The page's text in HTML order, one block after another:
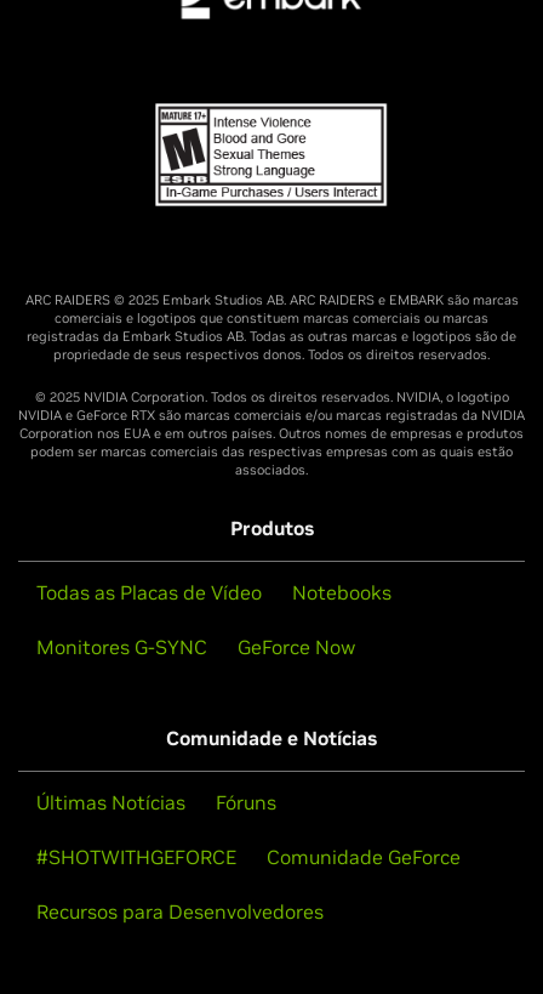
ARC RAIDERS © 2025 Embark Studios AB. ARC RAIDERS e EMBARK são marcas
comerciais e logotipos que constituem marcas comerciais ou marcas
registradas da Embark Studios AB. Todas as outras marcas e logotipos são de
propriedade de seus respectivos donos. Todos os direitos reservados.
© 2025 NVIDIA Corporation. Todos os direitos reservados. NVIDIA, o logotipo
NVIDIA e GeForce RTX são marcas comerciais e/ou marcas registradas da NVIDIA
Corporation nos EUA e em outros países. Outros nomes de empresas e produtos
podem ser marcas comerciais das respectivas empresas com as quais estão
associados.
Produtos
Todas as Placas de Vídeo Notebooks
Monitores G-SYNC GeForce Now
Comunidade e Notícias
Últimas Notícias Fóruns
#SHOTWITHGEFORCE Comunidade GeForce
Recursos para Desenvolvedores